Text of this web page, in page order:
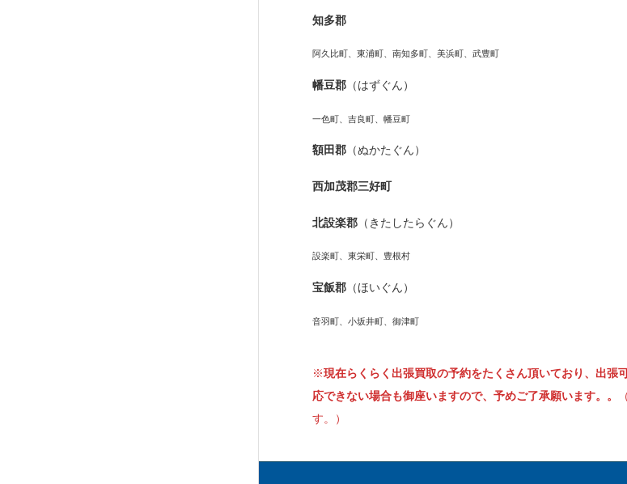
知多郡
阿久比町、東浦町、南知多町、美浜町、武豊町
幡豆郡 （はずぐん）
一色町、吉良町、幡豆町
額田郡 （ぬかたぐん）
西加茂郡三好町
北設楽郡 （きたしたらぐん）
設楽町、東栄町、豊根村
宝飯郡 （ほいぐん）
音羽町、小坂井町、御津町
※現在らくらく出張買取の予約をたくさん頂いており、出
応できない場合も御座いますので、予めご了承願います。。
す。）